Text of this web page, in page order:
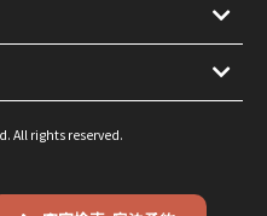
All rights reserved.